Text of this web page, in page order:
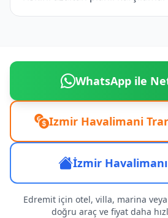
WhatsApp ile
Izmir Havalimani
İzmir
Edremit için otel, villa, marina veya
doğru araç ve fiyat daha